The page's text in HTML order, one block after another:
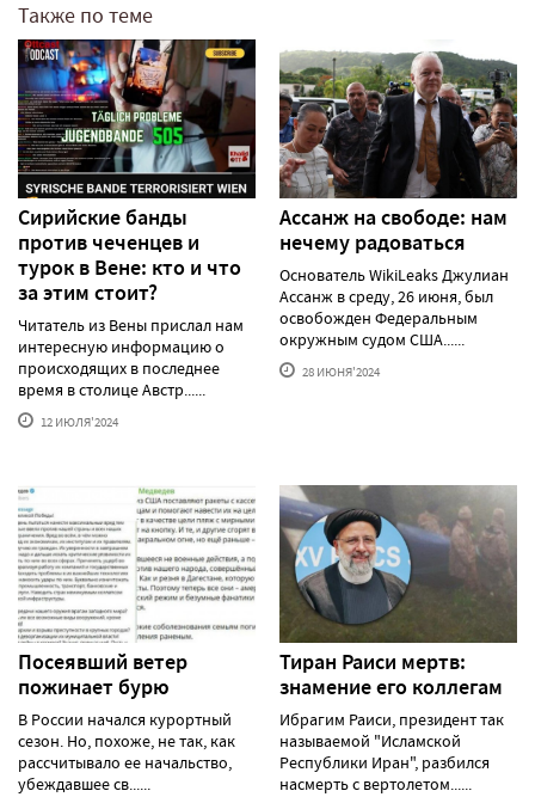
Также по теме
Сирийские банды
против чеченцев и
турок в Вене: кто и что
за этим стоит?
Читатель из Вены прислал нам
интересную информацию о
происходящих в последнее
время в столице Австр......
12 ИЮЛЯ'2024
Ассанж на свободе: нам
нечему радоваться
Основатель WikiLeaks Джулиан
Ассанж в среду, 26 июня, был
освобожден Федеральным
окружным судом США......
28 ИЮНЯ'2024
Посеявший ветер
пожинает бурю
В России начался курортный
сезон. Но, похоже, не так, как
рассчитывало ее начальство,
убеждавшее св......
Тиран Раиси мертв:
знамение его коллегам
Ибрагим Раиси, президент так
называемой "Исламской
Республики Иран", разбился
насмерть с вертолетом......